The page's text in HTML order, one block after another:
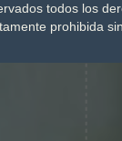
todos los
prohibida